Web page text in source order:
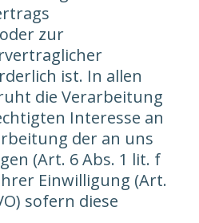
zur
ist. In allen
die Verarbeitung
Interesse an
der an uns
(Art. 6 Abs. 1 lit. f
Einwilligung (Art.
sofern diese